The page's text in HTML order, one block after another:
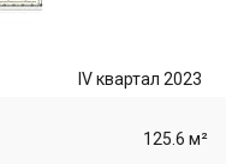
IV квартал 2023
125.6 м²